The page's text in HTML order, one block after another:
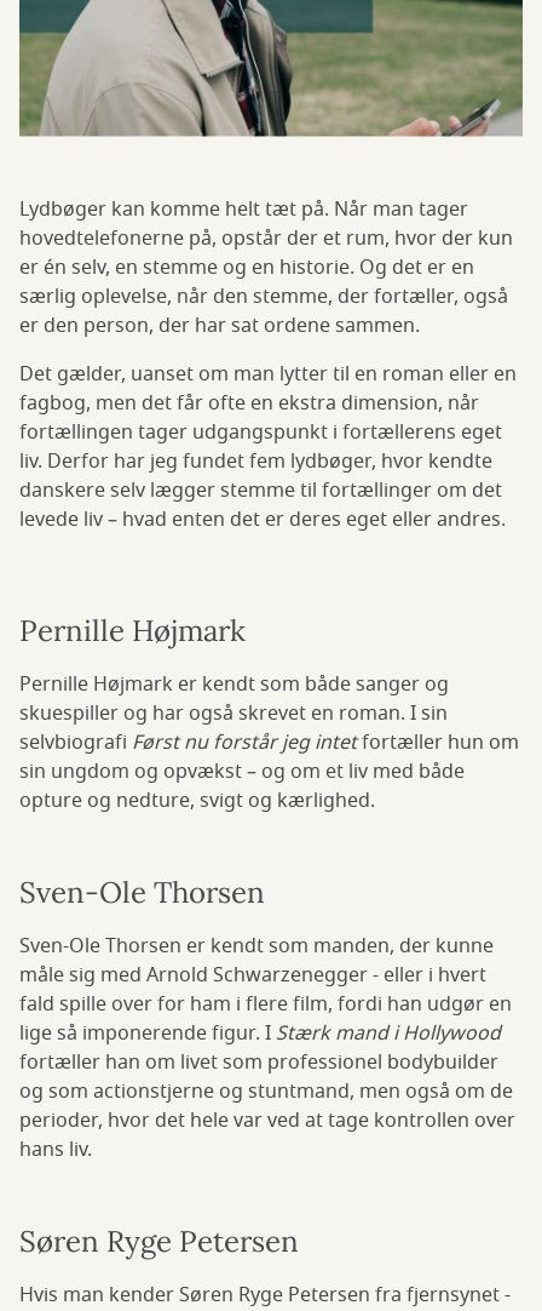
Lydbøger kan komme helt tæt på. Når man tager
hovedtelefonerne på, opstår der et rum, hvor der kun
er én selv, en stemme og en historie. Og det er en
særlig oplevelse, når den stemme, der fortæller, også
er den person, der har sat ordene sammen.
Det gælder, uanset om man lytter til en roman eller en
fagbog, men det får ofte en ekstra dimension, når
fortællingen tager udgangspunkt i fortællerens eget
liv. Derfor har jeg fundet fem lydbøger, hvor kendte
danskere selv lægger stemme til fortællinger om det
levede liv – hvad enten det er deres eget eller andres.
Pernille Højmark
Pernille Højmark er kendt som både sanger og
skuespiller og har også skrevet en roman. I sin
selvbiografi Først nu forstår jeg intetfortæller hun om
sin ungdom og opvækst – og om et liv med både
opture og nedture, svigt og kærlighed.
Sven-Ole Thorsen
Sven-Ole Thorsen er kendt som manden, der kunne
måle sig med Arnold Schwarzenegger - eller i hvert
fald spille over for ham i flere film, fordi han udgør en
lige så imponerende figur. I Stærk mand i Hollywood
fortæller han om livet som professionel bodybuilder
og som actionstjerne og stuntmand, men også om de
perioder, hvor det hele var ved at tage kontrollen over
hans liv.
Søren Ryge Petersen
Hvis man kender Søren Ryge Petersen fra fjernsynet -